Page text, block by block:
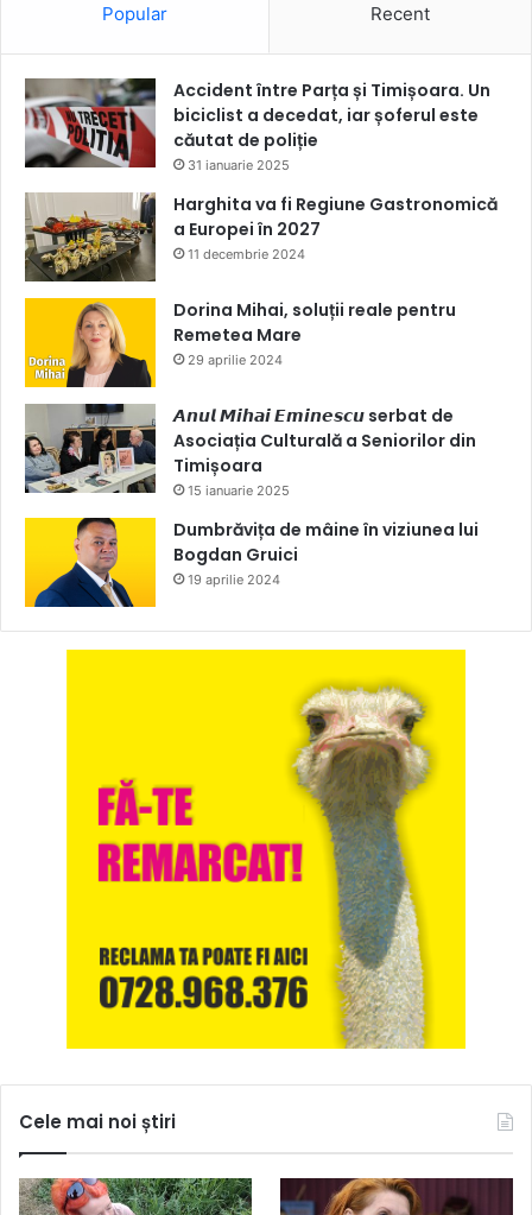
Popular Recent
Accident între Parța și Timișoara. Un
biciclist a decedat, iar șoferul este
căutat de poliție
31 ianuarie 2025
Harghita va fi Regiune Gastronomică
a Europei în 2027
11 decembrie 2024
Dorina Mihai, soluții reale pentru
Remetea Mare
29 aprilie 2024
𝘼𝙣𝙪𝙡 𝙈𝙞𝙝𝙖𝙞 𝙀𝙢𝙞𝙣𝙚𝙨𝙘𝙪 serbat de
Asociația Culturală a Seniorilor din
Timișoara
15 ianuarie 2025
Dumbrăvița de mâine în viziunea lui
Bogdan Gruici
19 aprilie 2024
Cele mai noi știri